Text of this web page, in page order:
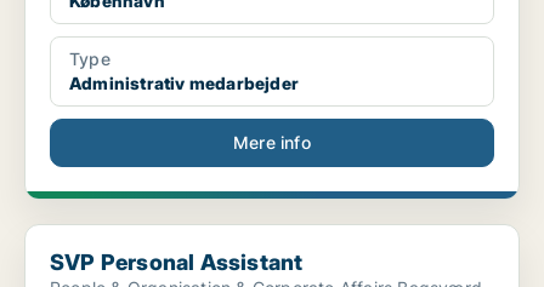
Type
Administrativ medarbejder
Mere info
SVP Personal Assistant
SVP Personal Assistant